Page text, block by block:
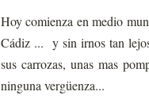
Hoy comienza en medio
Cádiz ... y sin irnos tan
sus carrozas, unas mas
ninguna vergüenza...